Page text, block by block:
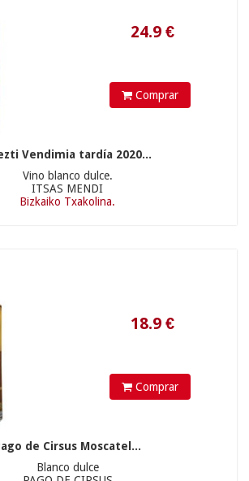
Comprar
Vendimia tardía 2020...
Vino blanco dulce.
ITSAS MENDI
Bizkaiko Txakolina.
Comprar
de Cirsus Moscatel...
Blanco dulce
44.01 €